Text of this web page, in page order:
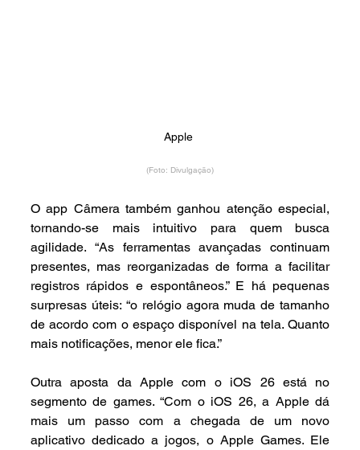
Apple
(Foto: Divulgação)
O app Câmera também ganhou atenção especial,
tornando-se mais intuitivo para quem busca
agilidade. “As ferramentas avançadas continuam
presentes, mas reorganizadas de forma a facilitar
registros rápidos e espontâneos.” E há pequenas
surpresas úteis: “o relógio agora muda de tamanho
de acordo com o espaço disponível na tela. Quanto
mais notificações, menor ele fica.”
Outra aposta da Apple com o iOS 26 está no
segmento de games. “Com o iOS 26, a Apple dá
mais um passo com a chegada de um novo
aplicativo dedicado a jogos, o Apple Games. Ele